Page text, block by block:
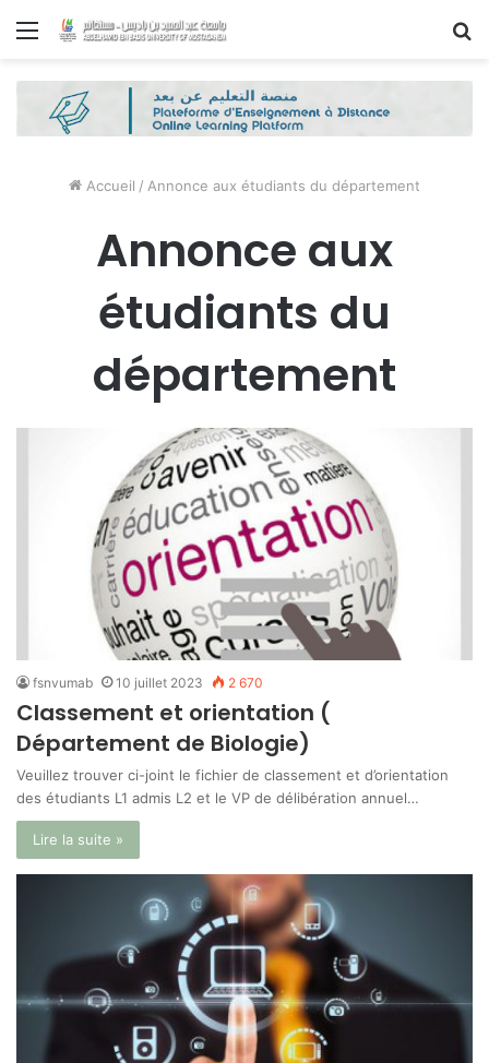
Menu
Accueil / Annonce aux étudiants du département
Annonce aux
étudiants du
département
fsnvumab 10 juillet 2023 2 670
Classement et orientation (
Département de Biologie)
Veuillez trouver ci-joint le fichier de classement et d’orientation
des étudiants L1 admis L2 et le VP de délibération annuel…
Lire la suite »